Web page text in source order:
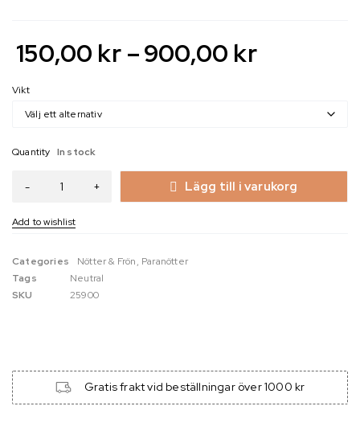
150,00 kr –900,00 kr
Vikt
Quantity In stock
Lägg till i varukorg
Categories Nötter & Frön, Paranötter
Tags
Neutral
SKU
25900
Gratis frakt vid beställningar över 1000 kr